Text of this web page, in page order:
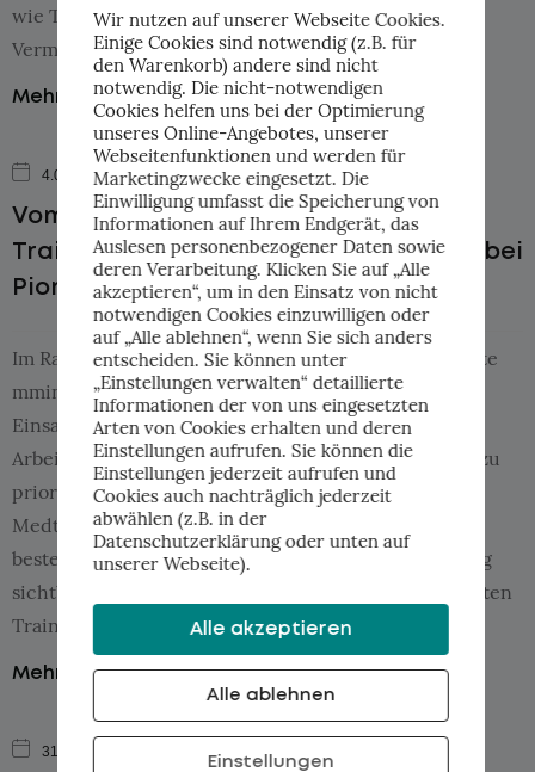
wie Talente mehr Kontrolle über den
Vermittlungsprozess erhalten. Die AI Compliance […]
Mehr...
4.08.2026 beehiiv
Vom Pain Point zum konkreten KI-
Trainingsplan: AI Use-Case Workshop bei
Piomic Medical AG
Im Rahmen eines AI Use-Case Workshops unterstützte
mmind.ai die Piomic Medical AG dabei, konkrete
Einsatzmöglichkeiten für künstliche Intelligenz im
Arbeitsalltag zu identifizieren, zu strukturieren und zu
priorisieren. Die Piomic Medical AG ist ein Zürcher
Medtech-Unternehmen. Ziel des Workshops war es,
bestehende Herausforderungen aus dem Arbeitsalltag
sichtbar zu machen und daraus einen bedarfsgerechten
Trainingsplan für das […]
Mehr...
31.07.2026
Wir nutzen auf unserer Webseite Cookies.
Einige Cookies sind notwendig (z.B. für
den Warenkorb) andere sind nicht
notwendig. Die nicht-notwendigen
Cookies helfen uns bei der Optimierung
unseres Online-Angebotes, unserer
Webseitenfunktionen und werden für
Marketingzwecke eingesetzt. Die
Einwilligung umfasst die Speicherung von
Informationen auf Ihrem Endgerät, das
Auslesen personenbezogener Daten sowie
deren Verarbeitung. Klicken Sie auf „Alle
akzeptieren“, um in den Einsatz von nicht
notwendigen Cookies einzuwilligen oder
auf „Alle ablehnen“, wenn Sie sich anders
entscheiden. Sie können unter
„Einstellungen verwalten“ detaillierte
Informationen der von uns eingesetzten
Arten von Cookies erhalten und deren
Einstellungen aufrufen. Sie können die
Einstellungen jederzeit aufrufen und
Cookies auch nachträglich jederzeit
abwählen (z.B. in der
Datenschutzerklärung oder unten auf
unserer Webseite).
Alle akzeptieren
Alle ablehnen
Einstellungen